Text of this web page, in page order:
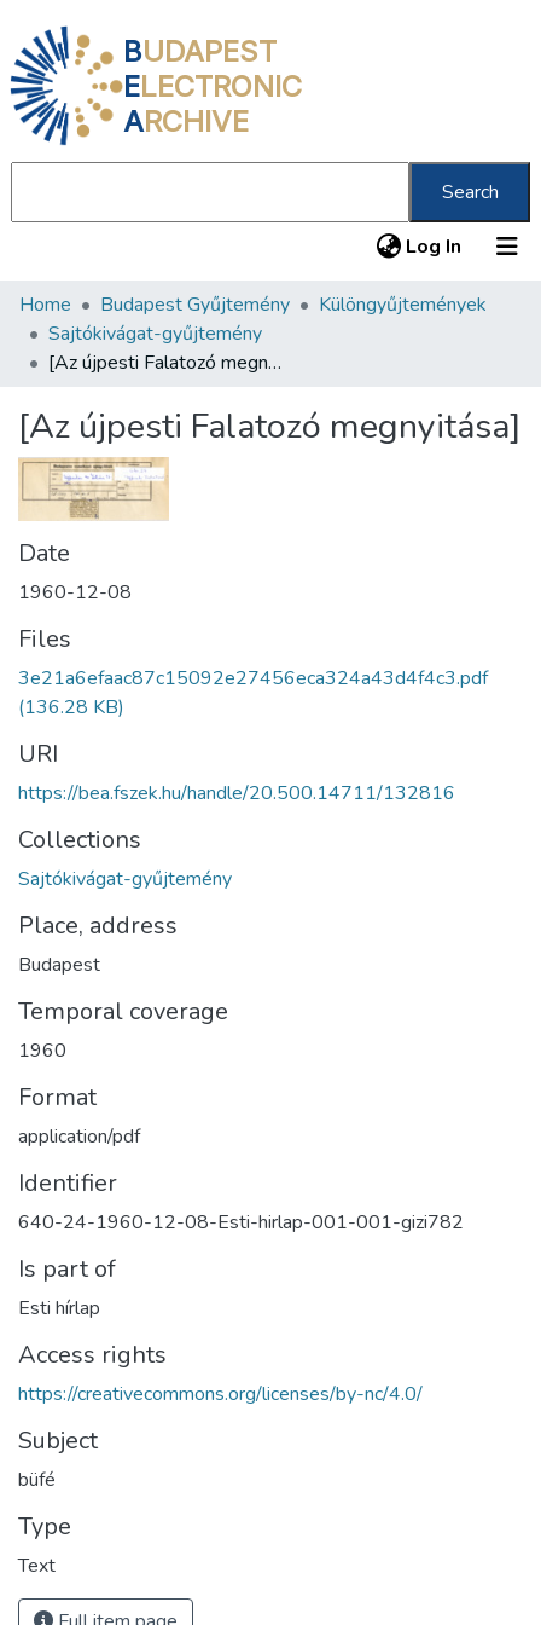
BUDAPEST
ELECTRONIC
ARCHIVE
Search
Log In (current)
Communities & Collections
All of DSpace
About us
Home Budapest Gyűjtemény
Különgyűjtemények
Sajtókivágat-gyűjtemény
[Az újpesti Falatozó megnyitása]
[Az újpesti Falatozó megnyitása]
Date
1960-12-08
Files
3e21a6efaac87c15092e27456eca324a43d4f4c3.pdf
(136.28 KB)
URI
https://bea.fszek.hu/handle/20.500.14711/132816
Collections
Sajtókivágat-gyűjtemény
Place, address
Budapest
Temporal coverage
1960
Format
application/pdf
Identifier
640-24-1960-12-08-Esti-hirlap-001-001-gizi782
Is part of
Esti hírlap
Access rights
https://creativecommons.org/licenses/by-nc/4.0/
Subject
büfé
Type
Text